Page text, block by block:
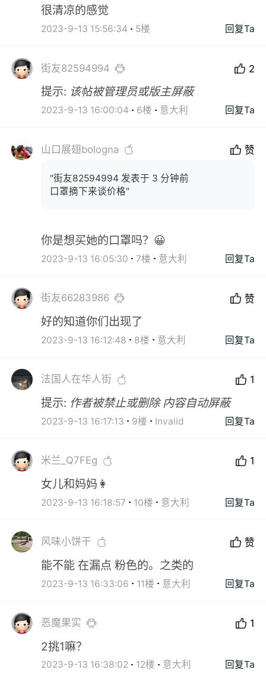
很清凉的感觉
2023-9-13 15:56:34 5楼 回复Ta
街友82594994 2
提示: 该帖被管理员或版主屏蔽
2023-9-13 16:00:04 6楼 意大利 回复Ta
山口展翅bologna 赞
"街友82594994 发表于 3 分钟前
口罩摘下来谈价格"
你是想买她的口罩吗？😀
2023-9-13 16:05:30 7楼 意大利 回复Ta
街友66283986 赞
好的知道你们出现了
2023-9-13 16:12:48 8楼 意大利 回复Ta
法国人在华人街 1
提示: 作者被禁止或删除 内容自动屏蔽
2023-9-13 16:17:13 9楼 Invalid 回复Ta
米兰_Q7FEg 1
女儿和妈妈👩
2023-9-13 16:18:57 10楼 意大利 回复Ta
风味小饼干 赞
能不能 在漏点 粉色的。之类的
2023-9-13 16:33:06 11楼 意大利 回复Ta
恶魔果实 1
2挑1嘛？
2023-9-13 16:38:02 12楼 意大利 回复Ta